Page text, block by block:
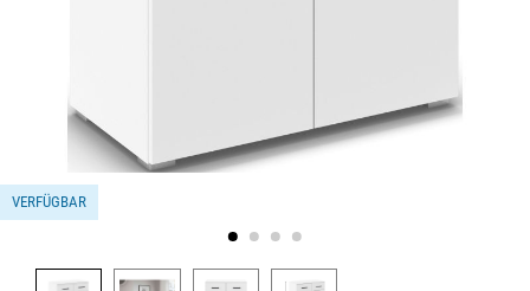
VERFÜGBAR